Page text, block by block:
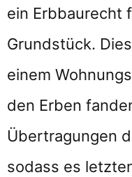
ein Erbbaurecht
Grundstück.
einem
den Erben
Übertragungen
sodass es